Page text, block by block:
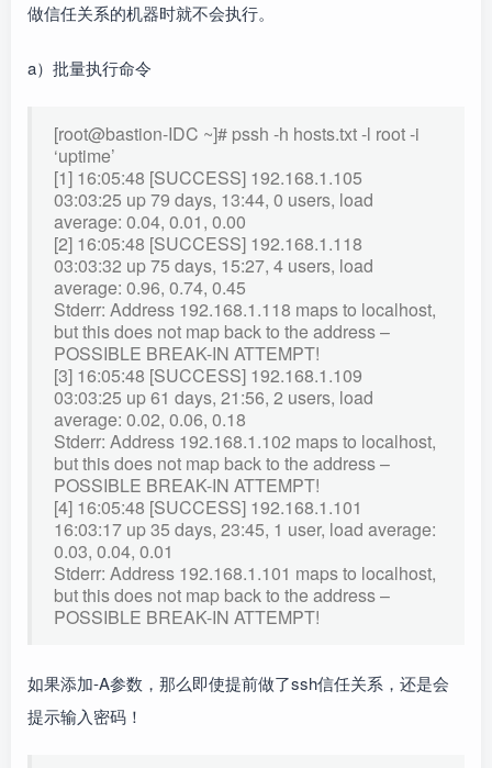
做信任关系的机器时就不会执行。
a）批量执行命令
[root@bastion-IDC ~]# pssh -h hosts.txt -l root -i
‘uptime’
[1] 16:05:48 [SUCCESS] 192.168.1.105
03:03:25 up 79 days, 13:44, 0 users, load
average: 0.04, 0.01, 0.00
[2] 16:05:48 [SUCCESS] 192.168.1.118
03:03:32 up 75 days, 15:27, 4 users, load
average: 0.96, 0.74, 0.45
Stderr: Address 192.168.1.118 maps to localhost,
but this does not map back to the address –
POSSIBLE BREAK-IN ATTEMPT!
[3] 16:05:48 [SUCCESS] 192.168.1.109
03:03:25 up 61 days, 21:56, 2 users, load
average: 0.02, 0.06, 0.18
Stderr: Address 192.168.1.102 maps to localhost,
but this does not map back to the address –
POSSIBLE BREAK-IN ATTEMPT!
[4] 16:05:48 [SUCCESS] 192.168.1.101
16:03:17 up 35 days, 23:45, 1 user, load average:
0.03, 0.04, 0.01
Stderr: Address 192.168.1.101 maps to localhost,
but this does not map back to the address –
POSSIBLE BREAK-IN ATTEMPT!
如果添加-A参数，那么即使提前做了ssh信任关系，还是会
提示输入密码！